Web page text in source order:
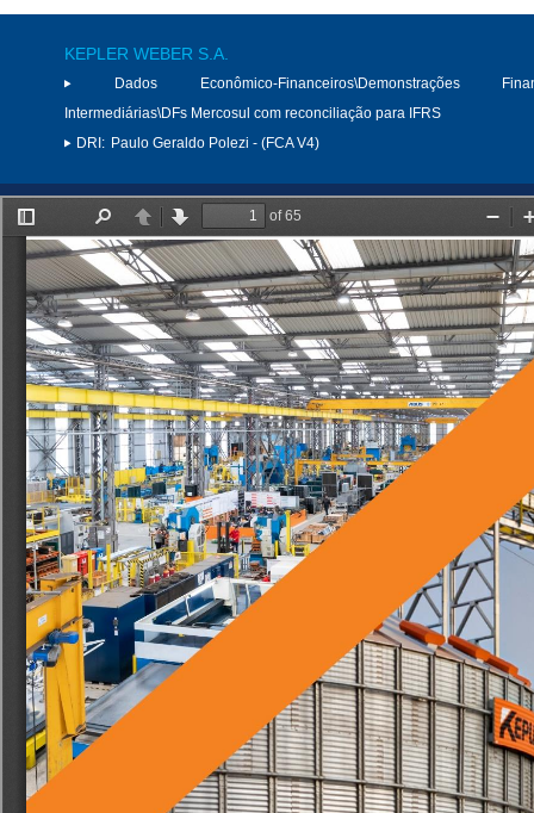
KEPLER WEBER S.A.
Dados Econômico-Financeiros\Demonstrações
Intermediárias\DFs Mercosul com reconciliação para IFRS
DRI: Paulo Geraldo Polezi - (FCA V4)